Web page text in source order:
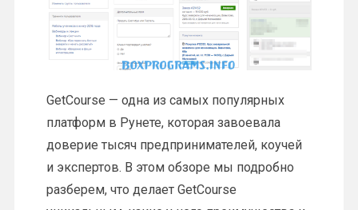
GetCourse — одна из самых популярных
платформ в Рунете, которая завоевала
доверие тысяч предпринимателей, коучей
и экспертов. В этом обзоре мы подробно
разберем, что делает GetCourse